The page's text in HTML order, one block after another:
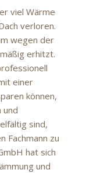
viel Wärme
verloren.
wegen der
erhitzt.
einer
können,
und
sind,
Fachmann zu
hat sich
und